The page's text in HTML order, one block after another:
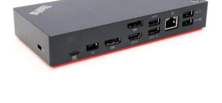
Reparationer og RMA
Reservedele
B2B-Opkøb